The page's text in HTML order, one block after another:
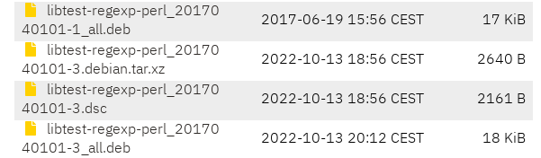
libtest-regexp-perl_20170
40101-1_all.deb
2017-06-19 15:56 CEST 17 KiB
libtest-regexp-perl_20170
40101-3.debian.tar.xz
2022-10-13 18:56 CEST 2640 B
libtest-regexp-perl_20170
40101-3.dsc
2022-10-13 18:56 CEST 2161 B
libtest-regexp-perl_20170
40101-3_all.deb
2022-10-13 20:12 CEST 18 KiB